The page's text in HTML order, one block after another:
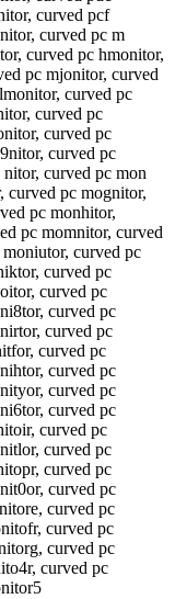
curved pcf
curved pc m
curved pc hmonitor,
pc mjonitor, curved
curved pc
curved pc
curved pc
curved pc
curved pc mon
curved pc mognitor,
pc monhitor,
pc momnitor, curved
curved pc
curved pc
curved pc
curved pc
curved pc
curved pc
curved pc
curved pc
curved pc
curved pc
curved pc
curved pc
curved pc
curved pc
curved pc
curved pc
curved pc